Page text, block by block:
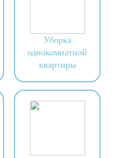
Уборка
однокомнатной
квартиры